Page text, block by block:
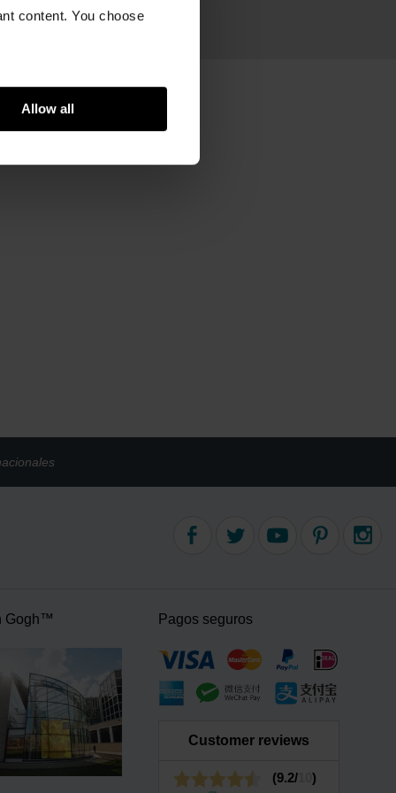
content. You choose
Allow all
Gogh™ Pagos seguros